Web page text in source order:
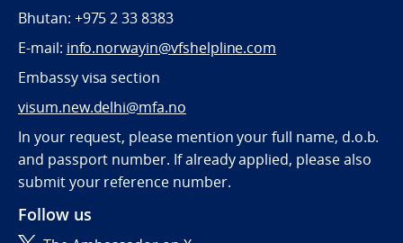
Bhutan: +975 2 33 8383
E-mail: info.norwayin@vfshelpline.com
Embassy visa section
visum.new.delhi@mfa.no
In your request, please mention your full name, d.o.b.
and passport number. If already applied, please also
submit your reference number.
Follow us